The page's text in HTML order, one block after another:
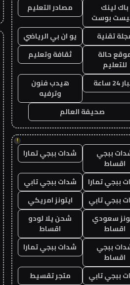
باك لينك
بوست
مصادر التعليم
تقنية
يو ان بي الرياضي
حالة
للتعليم
ثقافة وتعليم
ساعة
هيدب فنون
وترفيه
صحيفة العالم
!
ببجي
اقساط
شدات ببجي تمارا
ببجي تمارا
شدات ببجي تابي
ببجي تابي
ايتونز امريكي
سعودي
اقساط
شحن يلا لودو
اقساط
ببجي
اقساط
شدات ببجي تمارا
ببجي تابي
متجر تقسيط